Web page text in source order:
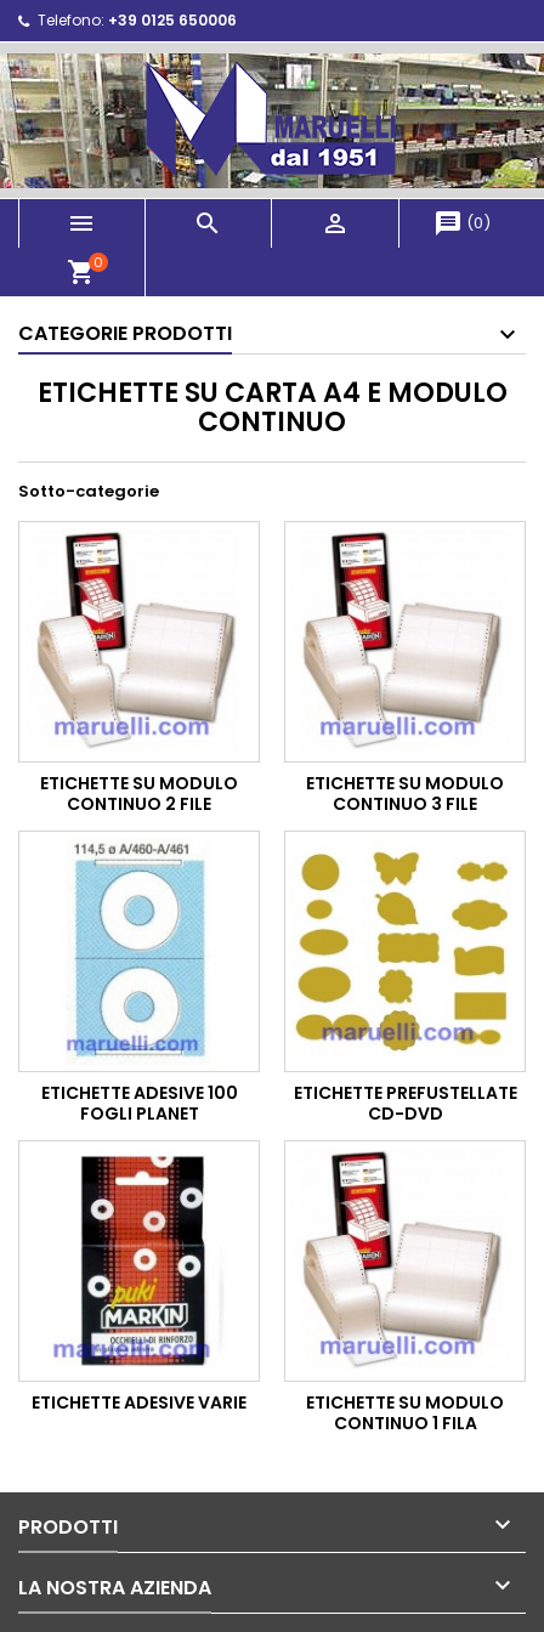
Telefono: +39 0125 650006
   message (0)
shopping_cart0
CATEGORIE PRODOTTI
ETICHETTE SU CARTA A4 E MODULO
CONTINUO
Sotto-categorie
ETICHETTE SU MODULO
CONTINUO 2 FILE
ETICHETTE SU MODULO
CONTINUO 3 FILE
ETICHETTE ADESIVE 100
FOGLI PLANET
ETICHETTE PREFUSTELLATE
CD-DVD
ETICHETTE ADESIVE VARIE
ETICHETTE SU MODULO
CONTINUO 1 FILA
PRODOTTI 
LA NOSTRA AZIENDA 